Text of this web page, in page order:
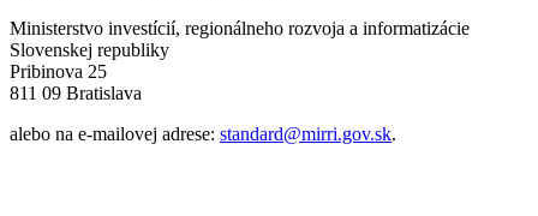
Ministerstvo investícií, regionálneho rozvoja a informatizácie
Slovenskej republiky
Pribinova 25
811 09 Bratislava
alebo na e-mailovej adrese: standard@mirri.gov.sk.